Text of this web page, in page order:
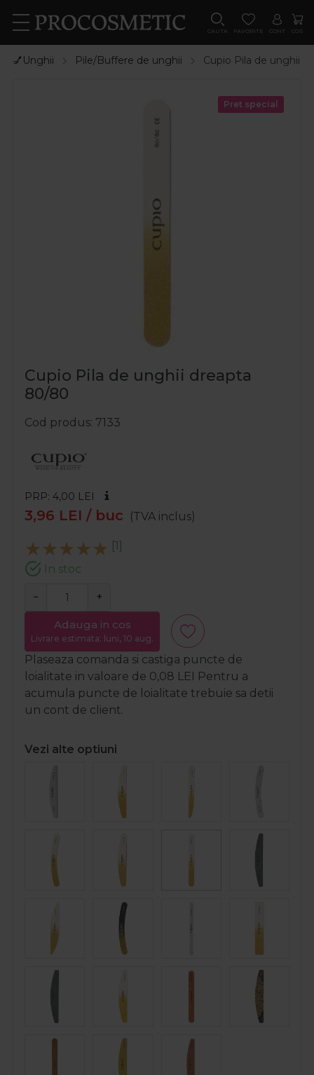
CAUTA FAVORITE CONT COS
💅Unghii Pile/Buffere de unghii Cupio Pila de unghii
Pret special
Cupio Pila de unghii dreapta
80/80
Cod produs 7133
PRP: 4,00 LEI
3,96 LEI / buc (TVA inclus)
[1]
In stoc
− +
Adauga in cos
Livrare estimata: luni, 10 aug.
Plaseaza comanda si castiga puncte de
loialitate in valoare de 0,08 LEI Pentru a
acumula puncte de loialitate trebuie sa detii
un cont de client.
Vezi alte optiuni